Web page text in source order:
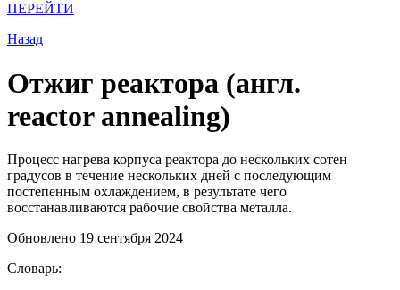
ПЕРЕЙТИ
Назад
Отжиг реактора (англ.
reactor annealing)
Процесс нагрева корпуса реактора до нескольких сотен
градусов в течение нескольких дней с последующим
постепенным охлаждением, в результате чего
восстанавливаются рабочие свойства металла.
Обновлено 19 сентября 2024
Словарь: